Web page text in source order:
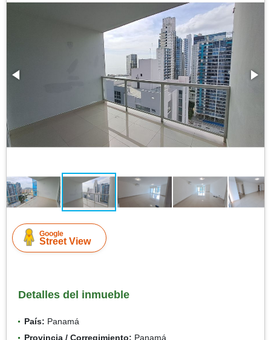
Google
Street View
Detalles del inmueble
País: Panamá
Provincia / Corregimiento: Panamá